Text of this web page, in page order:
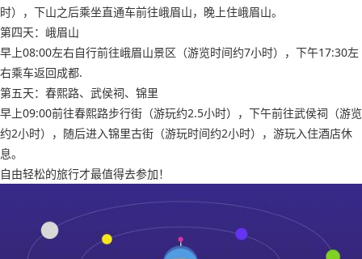
时），下山之后乘坐直通车前往峨眉山，晚上住峨眉山。
第四天：峨眉山
早上08:00左右自行前往峨眉山景区（游览时间约7小时），下午17:30左
右乘车返回成都.
第五天：春熙路、武侯祠、锦里
早上09:00前往春熙路步行街（游玩约2.5小时），下午前往武侯祠（游览
约2小时），随后进入锦里古街（游玩时间约2小时），游玩入住酒店休
息。
自由轻松的旅行才最值得去参加！